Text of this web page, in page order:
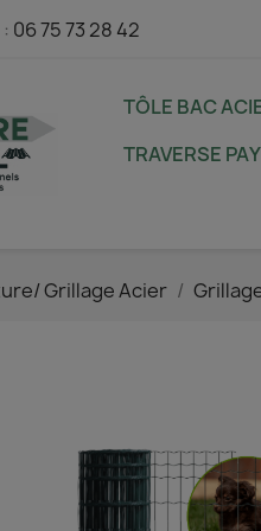
06 75 73 28 42
TÔLE BAC
TRAVERSE
Grillage Acier